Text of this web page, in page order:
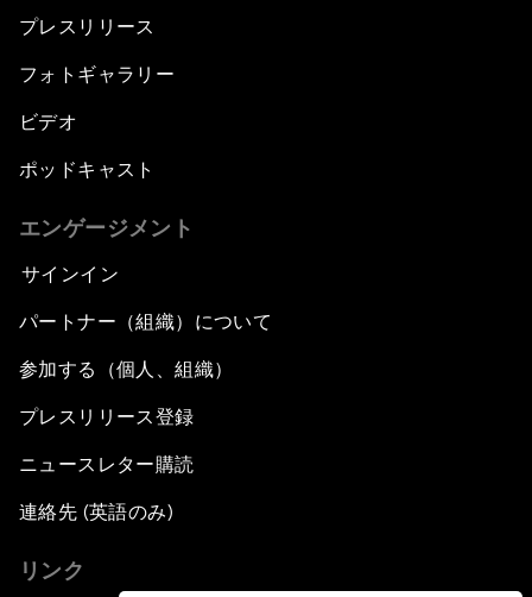
プレスリリース
フォトギャラリー
ビデオ
ポッドキャスト
エンゲージメント
サインイン
パートナー（組織）について
参加する（個人、組織）
プレスリリース登録
ニュースレター購読
連絡先 (英語のみ)
リンク